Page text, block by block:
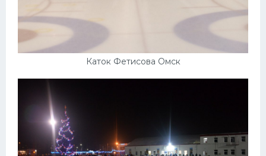
Каток Фетисова Омск